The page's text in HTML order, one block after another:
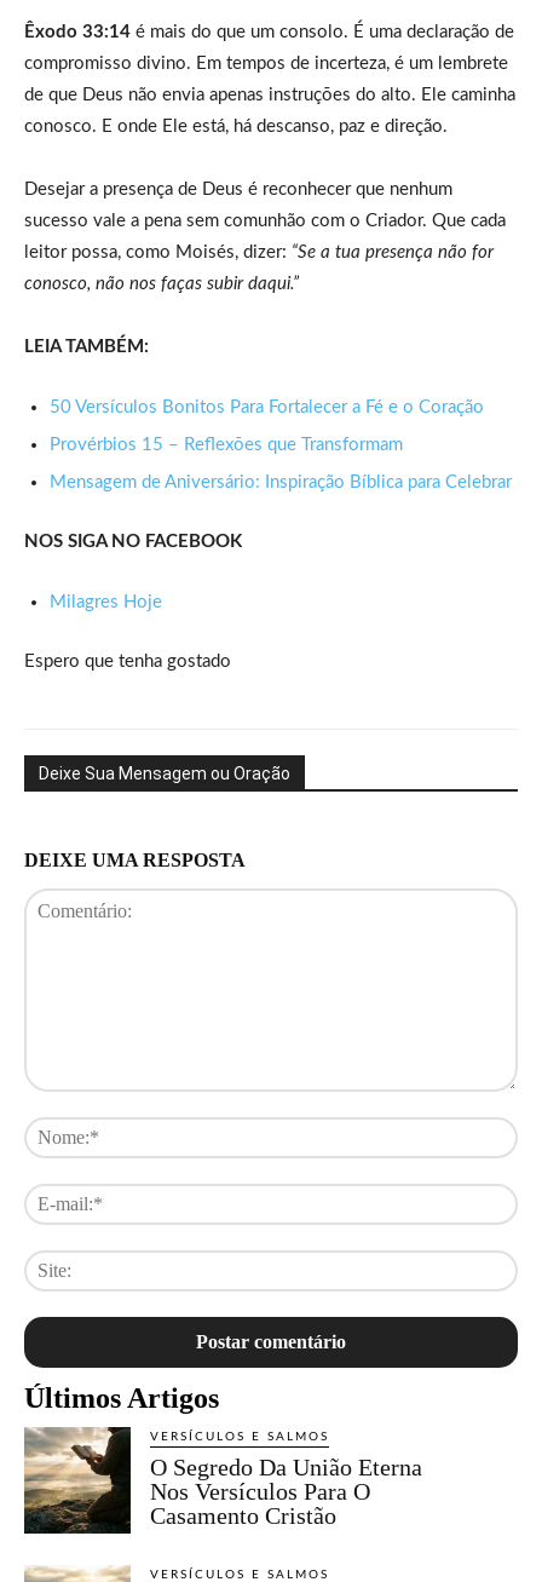
Êxodo 33:14 é mais do que um consolo. É uma declaração de
compromisso divino. Em tempos de incerteza, é um lembrete
de que Deus não envia apenas instruções do alto. Ele caminha
conosco. E onde Ele está, há descanso, paz e direção.
Desejar a presença de Deus é reconhecer que nenhum
sucesso vale a pena sem comunhão com o Criador. Que cada
leitor possa, como Moisés, dizer: “Se a tua presença não for
conosco, não nos faças subir daqui.”
LEIA TAMBÉM:
50 Versículos Bonitos Para Fortalecer a Fé e o Coração
Provérbios 15 – Reflexões que Transformam
Mensagem de Aniversário: Inspiração Bíblica para Celebrar
NOS SIGA NO FACEBOOK
Milagres Hoje
Espero que tenha gostado
Deixe Sua Mensagem ou Oração
DEIXE UMA RESPOSTA
Últimos Artigos
VERSÍCULOS E SALMOS
O Segredo Da União Eterna
Nos Versículos Para O
Casamento Cristão
VERSÍCULOS E SALMOS